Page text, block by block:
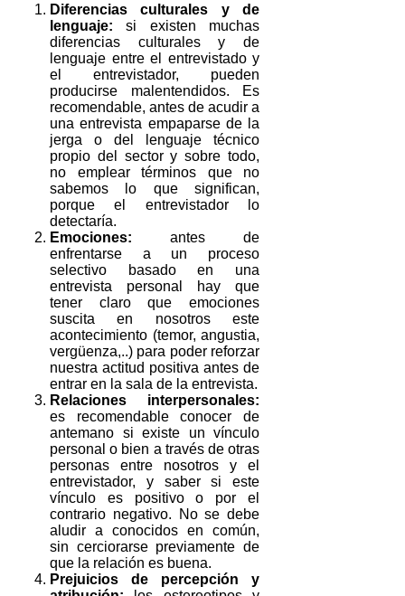
Diferencias culturales y de
lenguaje: si existen muchas
diferencias culturales y de
lenguaje entre el entrevistado y
el entrevistador, pueden
producirse malentendidos. Es
recomendable, antes de acudir a
una entrevista empaparse de la
jerga o del lenguaje técnico
propio del sector y sobre todo,
no emplear términos que no
sabemos lo que significan,
porque el entrevistador lo
detectaría.
Emociones: antes de
enfrentarse a un proceso
selectivo basado en una
entrevista personal hay que
tener claro que emociones
suscita en nosotros este
acontecimiento (temor, angustia,
vergüenza,..) para poder reforzar
nuestra actitud positiva antes de
entrar en la sala de la entrevista.
Relaciones interpersonales:
es recomendable conocer de
antemano si existe un vínculo
personal o bien a través de otras
personas entre nosotros y el
entrevistador, y saber si este
vínculo es positivo o por el
contrario negativo. No se debe
aludir a conocidos en común,
sin cerciorarse previamente de
que la relación es buena.
Prejuicios de percepción y